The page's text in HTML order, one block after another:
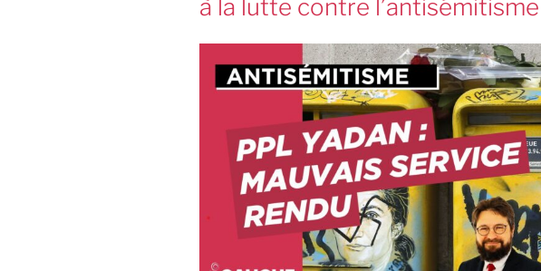
à la lutte contre l’antisémitisme